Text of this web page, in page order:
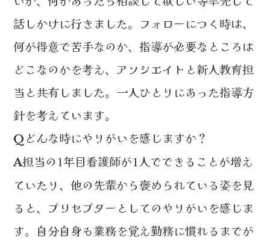
話しかけに行きました。フォローにつく時は、
何が得意で苦手なのか、指導が必要なところは
どこなのかを考え、アソシエイトと新人教育担
当と共有しました。一人ひとりにあった指導方
針を考えています。
Q どんな時にやりがいを感じますか？
A担当の1年目看護師が1人でできることが増え
ていたり、他の先輩から褒められている姿を見
ると、プリセプターとしてのやりがいを感じま
す。自分自身も業務を覚え勤務に慣れるまでが